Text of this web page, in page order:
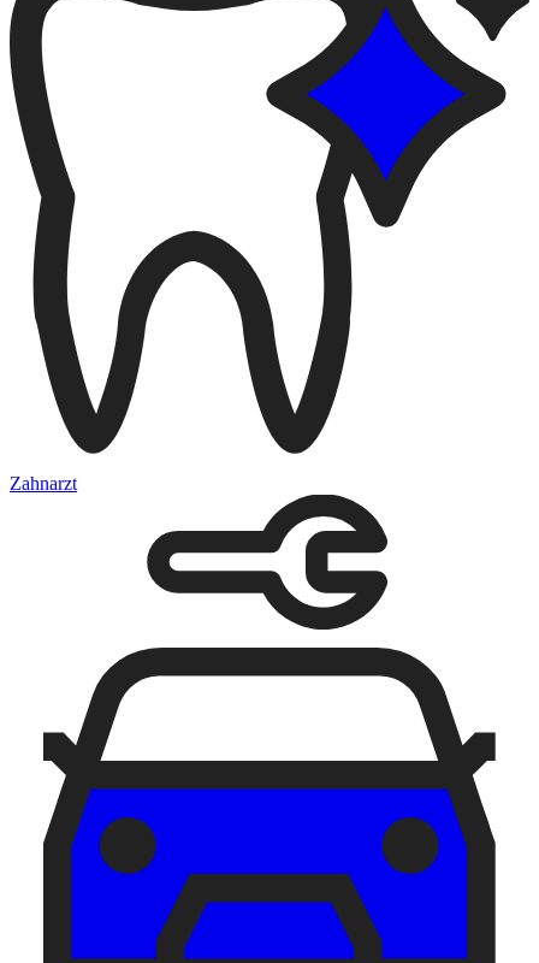
Zahnarzt